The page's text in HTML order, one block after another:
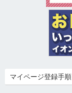
マイページ登録手順